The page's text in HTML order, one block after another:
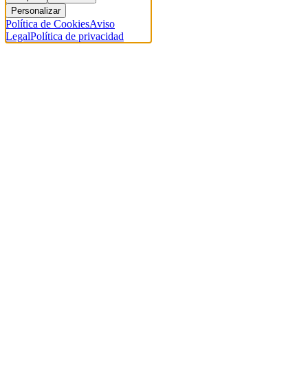
Personalizar
Política de CookiesAviso
LegalPolítica de privacidad